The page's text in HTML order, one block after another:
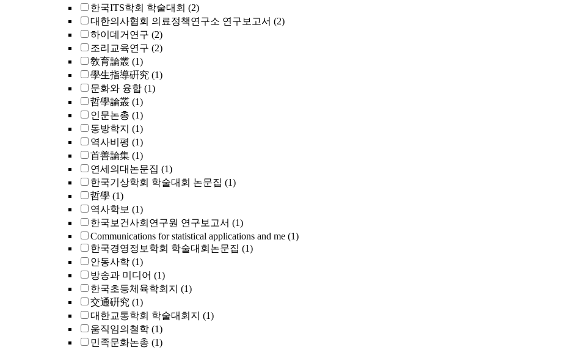
한국ITS학회 학술대회 (2)
대한의사협회 의료정책연구소 연구보고서 (2)
하이데거연구 (2)
조리교육연구 (2)
敎育論叢 (1)
學生指導硏究 (1)
문화와 융합 (1)
哲學論叢 (1)
인문논총 (1)
동방학지 (1)
역사비평 (1)
首善論集 (1)
연세의대논문집 (1)
한국기상학회 학술대회 논문집 (1)
哲學 (1)
역사학보 (1)
한국보건사회연구원 연구보고서 (1)
Communications for statistical applications and me (1)
한국경영정보학회 학술대회논문집 (1)
안동사학 (1)
방송과 미디어 (1)
한국초등체육학회지 (1)
交通硏究 (1)
대한교통학회 학술대회지 (1)
움직임의철학 (1)
민족문화논총 (1)